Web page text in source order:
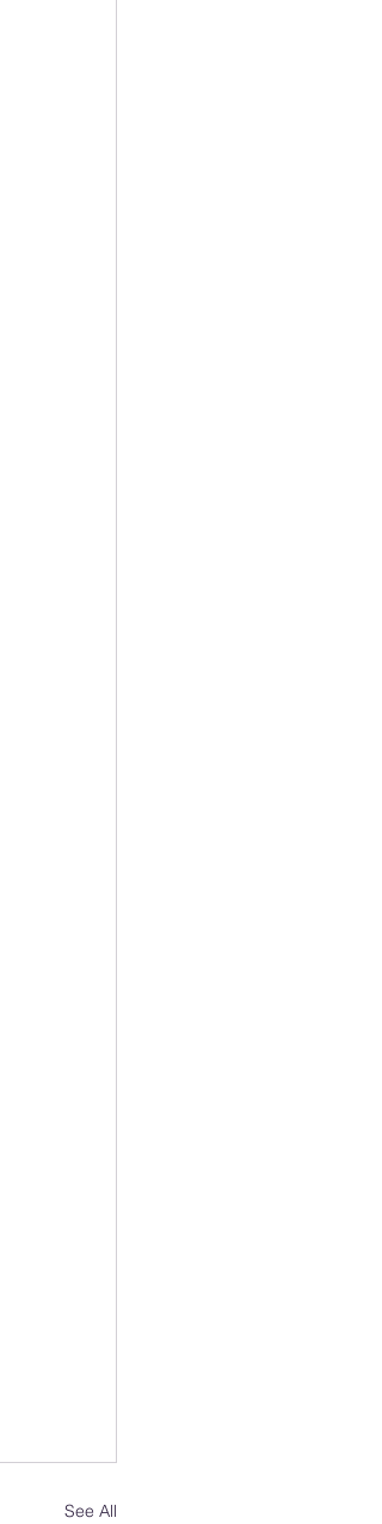
See All